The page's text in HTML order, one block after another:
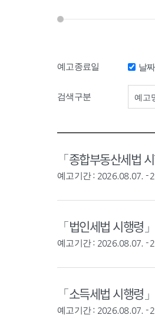
예고종료일 날
검색구분 예고
「종합부동산세법
예고기간 : 2026.08.07. -
「법인세법 시행령
예고기간 : 2026.08.07. -
「소득세법 시행령
예고기간 : 2026.08.07. -